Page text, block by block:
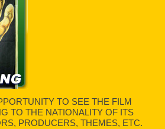
TO SEE THE FILM
TO THE NATIONALITY OF ITS
PRODUCERS, THEMES, ETC.